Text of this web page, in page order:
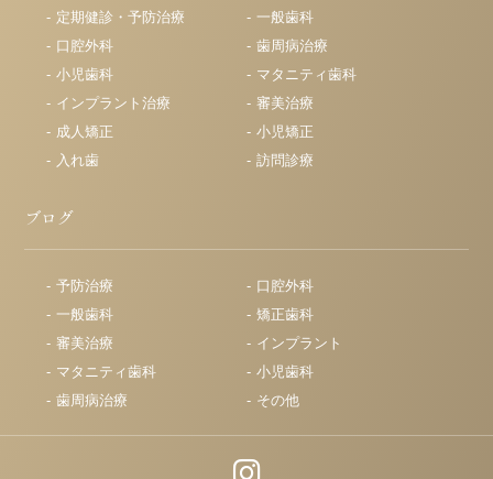
定期健診・予防治療
一般歯科
口腔外科
歯周病治療
小児歯科
マタニティ歯科
インプラント治療
審美治療
成人矯正
小児矯正
入れ歯
訪問診療
ブログ
予防治療
口腔外科
一般歯科
矯正歯科
審美治療
インプラント
マタニティ歯科
小児歯科
歯周病治療
その他